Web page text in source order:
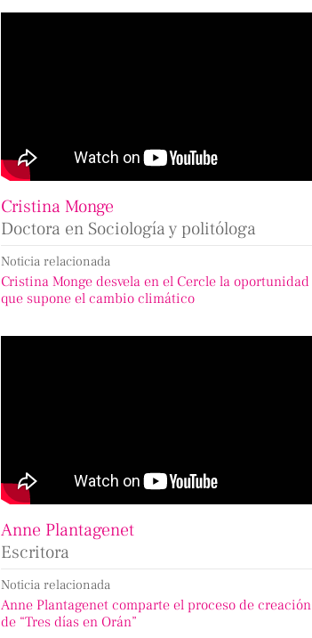
Cristina Monge
Doctora en Sociología y politóloga
Noticia relacionada
Cristina Monge desvela en el Cercle la oportunidad
que supone el cambio climático
Anne Plantagenet
Escritora
Noticia relacionada
Anne Plantagenet comparte el proceso de creación
de “Tres días en Orán”